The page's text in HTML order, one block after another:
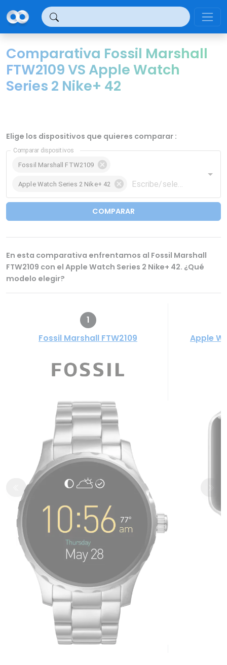
Comparativa Fossil Marshall
FTW2109 VS Apple Watch
Series 2 Nike+ 42
Elige los dispositivos que quieres comparar :
Comparar dispositivos
Fossil Marshall FTW2109
Apple Watch Series 2 Nike+ 42
COMPARAR
En esta comparativa enfrentamos al Fossil Marshall
FTW2109 con el Apple Watch Series 2 Nike+ 42. ¿Qué
modelo elegir?
1
Fossil Marshall FTW2109
Apple
Panel de gestión de cookies